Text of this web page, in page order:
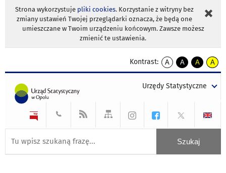
Strona wykorzystuje pliki cookies. Korzystanie z witryny bez
zmiany ustawień Twojej przeglądarki oznacza, że będą one
umieszczane w Twoim urządzeniu końcowym. Zawsze możesz
zmienić te ustawienia.
Kontrast:
A
kontrast
A
kontrast
tekst
czarnym
A
kontrast
tekst
czarnym
A
tekst
żółtym
Urzędy Statystyczne